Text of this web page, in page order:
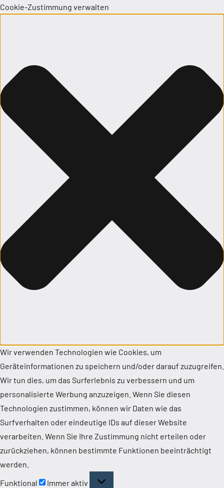
Cookie-Zustimmung verwalten
Wir verwenden Technologien wie Cookies, um
Geräteinformationen zu speichern und/oder darauf zuzugreifen.
Wir tun dies, um das Surferlebnis zu verbessern und um
personalisierte Werbung anzuzeigen. Wenn Sie diesen
Technologien zustimmen, können wir Daten wie das
Surfverhalten oder eindeutige IDs auf dieser Website
verarbeiten. Wenn Sie Ihre Zustimmung nicht erteilen oder
zurückziehen, können bestimmte Funktionen beeinträchtigt
werden.
Funktional
Immer aktiv